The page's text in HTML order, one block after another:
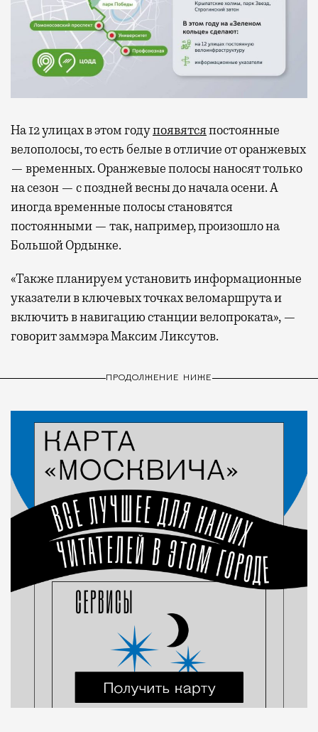
На 12 улицах в этом годупоявятсяпостоянные
велополосы, то есть белые в отличие от оранжевых
— временных. Оранжевые полосы наносят только
на сезон — с поздней весны до начала осени. А
иногда временные полосы становятся
постоянными — так, например, произошло на
Большой Ордынке.
«Также планируем установить информационные
указатели в ключевых точках веломаршрута и
включить в навигацию станции велопроката», —
говорит заммэра Максим Ликсутов.
ПРОДОЛЖЕНИЕ НИЖЕ